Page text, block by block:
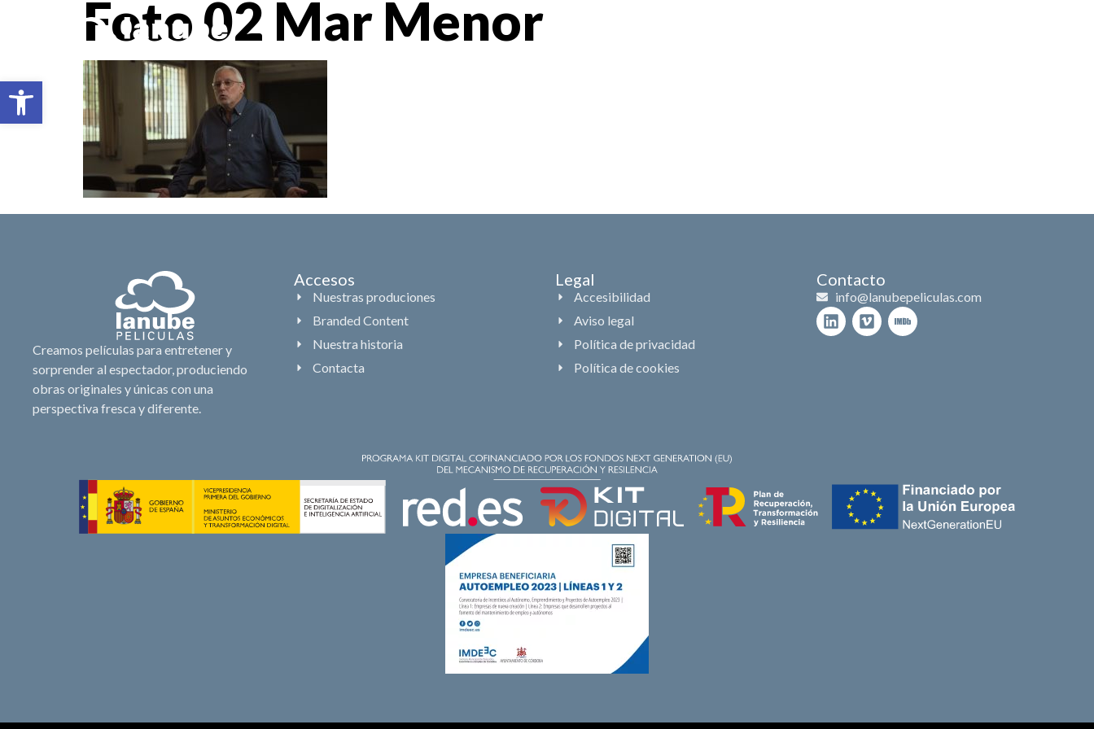
Abrir barra de herramientas
Foto 02 Mar Menor
Creamos películas para entretener y
sorprender al espectador, produciendo
obras originales y únicas con una
perspectiva fresca y diferente.
Accesos
Nuestras produciones
Branded Content
Nuestra historia
Contacta
Legal
Accesibilidad
Aviso legal
Política de privacidad
Política de cookies
Contacto
info@lanubepeliculas.com